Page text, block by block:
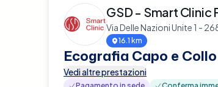
GSD - Smart Clinic
Via Delle Nazioni Unite 1 -
16.1 km
Ecografia Capo e Collo
Vedi altre prestazioni